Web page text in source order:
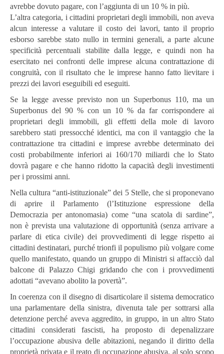
avrebbe dovuto pagare, con l’aggiunta di un 10 % in più.
L’altra categoria, i cittadini proprietari degli immobili, non aveva
alcun interesse a valutare il costo dei lavori, tanto il proprio
esborso sarebbe stato nullo in termini generali, a parte alcune
specificità percentuali stabilite dalla legge, e quindi non ha
esercitato nei confronti delle imprese alcuna contrattazione di
congruità, con il risultato che le imprese hanno fatto lievitare i
prezzi dei lavori eseguibili ed eseguiti.
Se la legge avesse previsto non un Superbonus 110, ma un
Superbonus del 90 % con un 10 % da far corrispondere ai
proprietari degli immobili, gli effetti della mole di lavoro
sarebbero stati pressocché identici, ma con il vantaggio che la
contrattazione tra cittadini e imprese avrebbe determinato dei
costi probabilmente inferiori ai 160/170 miliardi che lo Stato
dovrà pagare e che hanno ridotto la capacità degli investimenti
per i prossimi anni.
Nella cultura “anti-istituzionale” dei 5 Stelle, che si proponevano
di aprire il Parlamento (l’Istituzione espressione della
Democrazia per antonomasia) come “una scatola di sardine”,
non è prevista una valutazione di opportunità (senza arrivare a
parlare di etica civile) dei provvedimenti di legge rispetto ai
cittadini destinatari, purché trionfi il populismo più volgare come
quello manifestato, quando un gruppo di Ministri si affacciò dal
balcone di Palazzo Chigi gridando che con i provvedimenti
adottati “avevano abolito la povertà”.
In coerenza con il disegno di disarticolare il sistema democratico
una parlamentare della sinistra, divenuta tale per sottrarsi alla
detenzione perché aveva aggredito, in gruppo, in un altro Stato
cittadini considerati fascisti, ha proposto di depenalizzare
l’occupazione abusiva delle abitazioni, negando il diritto della
proprietà privata e il reato di occupazione abusiva, al solo scopo